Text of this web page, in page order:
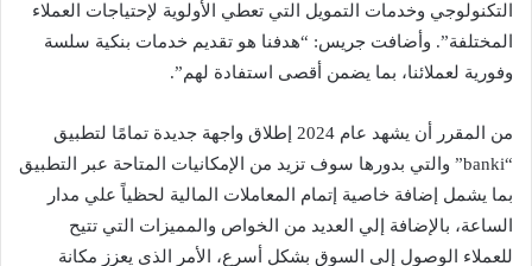
التكنولوجي وخدمات التمويل التي تعطي الأولوية لإحتياجات العملاء
المختلفة”. وأضافت جريس: “هدفنا هو تقديم خدمات بنكية سلسة
وفورية لعملائنا، بما يضمن أقصى استفادة لهم”.
من المقرر أن يشهد عام 2024 إطلاق واجهة جديدة تمامًا لتطبيق
“banki” والتي بدورها سوف تزيد من الإمكانيات المتاحة عبر التطبيق
بما يشمل إضافة خاصية إتمام المعاملات المالية لحظياً علي مدار
الساعة، بالإضافة إلي العديد من الخواص والمميزات التي تتيح
للعملاء الوصول إلى السوق بشكل أسرع، الأمر الذي يعزز مكانة